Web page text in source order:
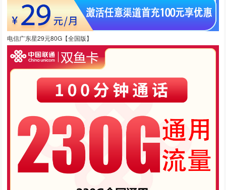
电信广东星29元80G【全国版】